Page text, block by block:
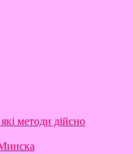
методи дійсно